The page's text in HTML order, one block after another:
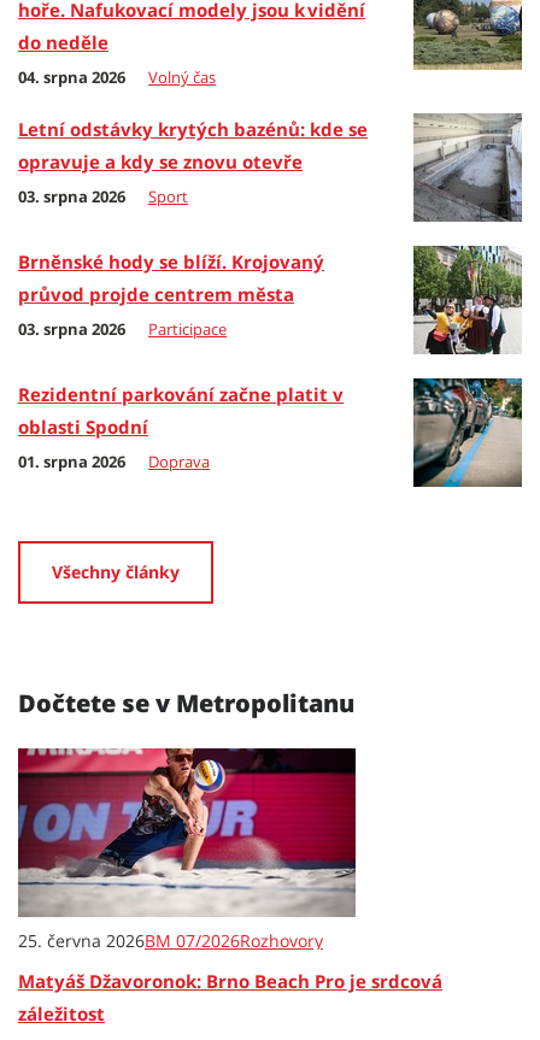
hoře. Nafukovací modely jsou k vidění
do neděle
04. srpna 2026 Volný čas
Letní odstávky krytých bazénů: kde se
opravuje a kdy se znovu otevře
03. srpna 2026 Sport
Brněnské hody se blíží. Krojovaný
průvod projde centrem města
03. srpna 2026 Participace
Rezidentní parkování začne platit v
oblasti Spodní
01. srpna 2026 Doprava
Všechny články
Dočtete se v Metropolitanu
25. června 2026BM 07/2026Rozhovory
Matyáš Džavoronok: Brno Beach Pro je srdcová
záležitost